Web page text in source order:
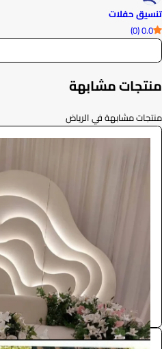
تنسيق حفلات
0.0 (0)
منتجات مشابهة
منتجات مشابهة في الرياض
كوشة
مستلزمات حفلات